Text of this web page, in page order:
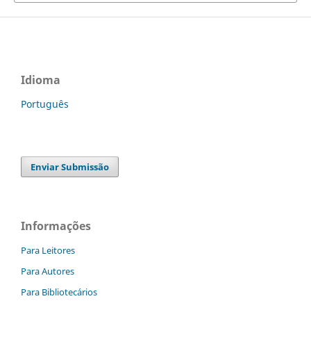
Idioma
Português
Enviar Submissão
Informações
Para Leitores
Para Autores
Para Bibliotecários